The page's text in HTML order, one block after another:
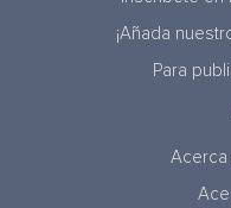
¡Añada
Para
Acerca